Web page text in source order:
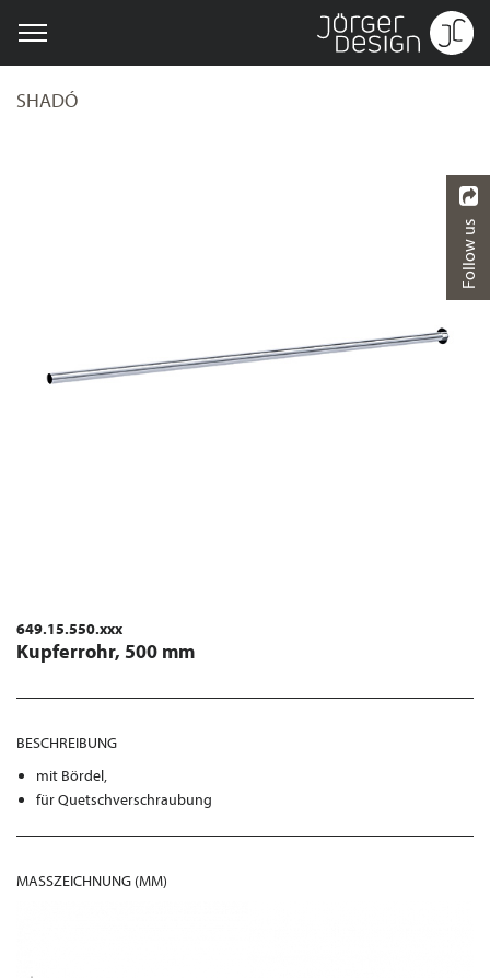
SHADÓ
649.15.550.xxx
Kupferrohr, 500 mm
BESCHREIBUNG
mit Bördel,
für Quetschverschraubung
MASSZEICHNUNG (MM)
Follow us